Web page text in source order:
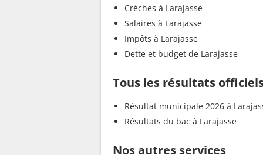
Crèches à Larajasse
Salaires à Larajasse
Impôts à Larajasse
Dette et budget de Larajasse
Tous les résultats
Résultat municipale 2026 à
Résultats du bac à Larajasse
Nos autres services